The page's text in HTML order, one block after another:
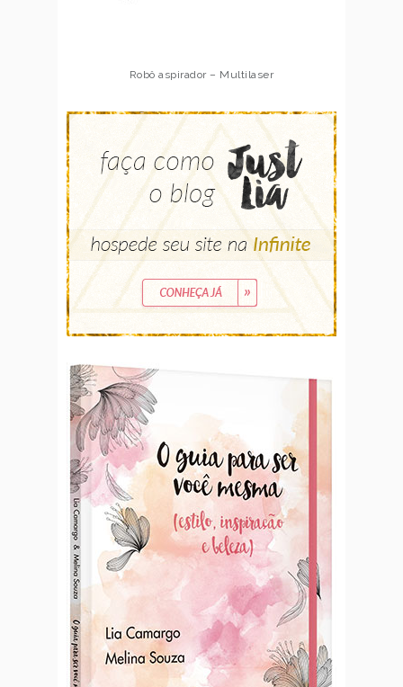
Robô aspirador – Multilaser